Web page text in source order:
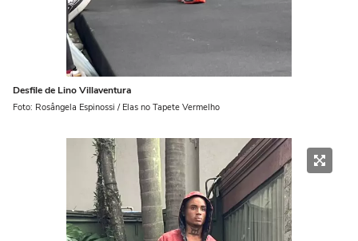
Desfile de Lino Villaventura
Foto: Rosângela Espinossi / Elas no Tapete Vermelho